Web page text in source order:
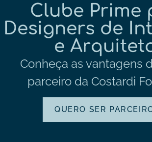
Clube Prime
Designers de
e
Conheça as vantagens
parceiro da Costardi
QUERO SER